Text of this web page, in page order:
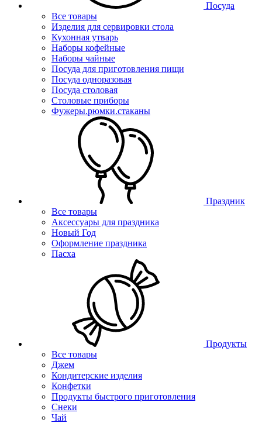
Посуда
Все товары
Изделия для сервировки стола
Кухонная утварь
Наборы кофейные
Наборы чайные
Посуда для приготовления пищи
Посуда одноразовая
Посуда столовая
Столовые приборы
Фужеры.рюмки.стаканы
Праздник
Все товары
Аксессуары для праздника
Новый Год
Оформление праздника
Пасха
Продукты
Все товары
Джем
Кондитерские изделия
Конфетки
Продукты быстрого приготовления
Снеки
Чай